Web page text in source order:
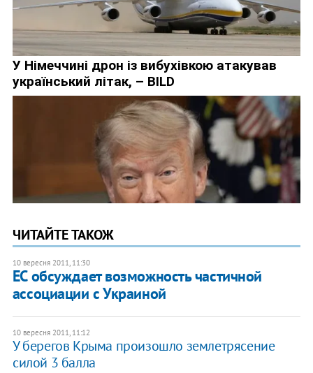
ЧИТАЙТЕ ТАКОЖ
10 вересня 2011, 11:30
ЕС обсуждает возможность частичной
ассоциации с Украиной
10 вересня 2011, 11:12
У берегов Крыма произошло землетрясение
силой 3 балла